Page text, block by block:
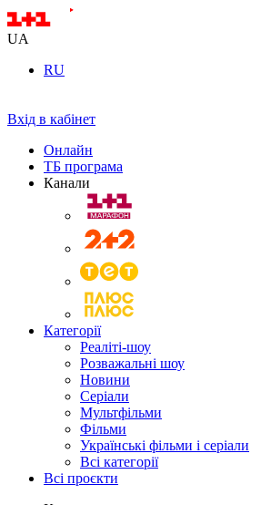
UA
RU
Вхід в кабінет
Онлайн
ТБ програма
Канали
Категорії
Реаліті-шоу
Розважальні шоу
Новини
Серіали
Мультфільми
Фільми
Українські фільми і серіали
Всі категорії
Всі проєкти